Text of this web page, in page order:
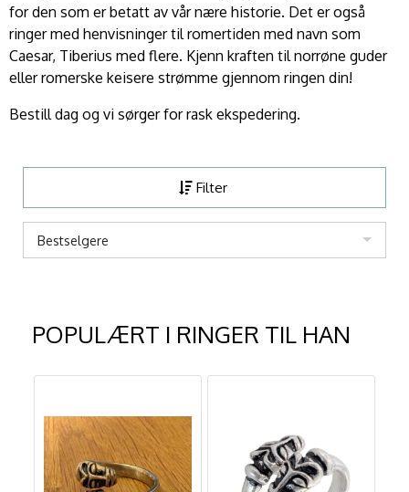
for den som er betatt av vår nære historie. Det er også
ringer med henvisninger til romertiden med navn som
Caesar, Tiberius med flere. Kjenn kraften til norrøne guder
eller romerske keisere strømme gjennom ringen din!
Bestill dag og vi sørger for rask ekspedering.
Filter
Bestselgere
POPULÆRT I RINGER TIL HAN